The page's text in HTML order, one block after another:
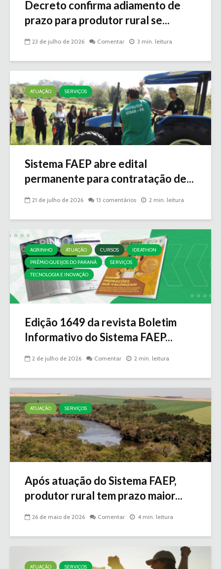
Decreto confirma adiamento de
prazo para produtor rural se...
23 de julho de 2026 Comentar 3 min. leitura
ATUAÇÃO SERVIÇOS
Sistema FAEP abre edital
permanente para contratação de...
21 de julho de 2026 13 comentários 2 min. leitura
AGRINHO ATUAÇÃO CURSOS
IDEATHON
PRÊMIO QUEIJOS DO PARANÁ
SERVIÇOS
TECNOLOGIA E INOVAÇÃO
Edição 1649 da revista Boletim
Informativo do Sistema FAEP...
2 de julho de 2026 Comentar 2 min. leitura
ATUAÇÃO SERVIÇOS
Após atuação do Sistema FAEP,
produtor rural tem prazo maior...
26 de maio de 2026 Comentar 4 min. leitura
ATUAÇÃO SERVIÇOS